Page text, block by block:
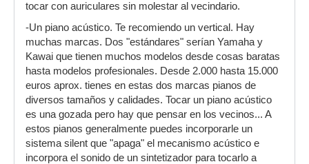
tocar con auriculares sin molestar al vecindario.
-Un piano acústico. Te recomiendo un vertical. Hay
muchas marcas. Dos "estándares" serían Yamaha y
Kawai que tienen muchos modelos desde cosas baratas
hasta modelos profesionales. Desde 2.000 hasta 15.000
euros aprox. tienes en estas dos marcas pianos de
diversos tamaños y calidades. Tocar un piano acústico
es una gozada pero hay que pensar en los vecinos... A
estos pianos generalmente puedes incorporarle un
sistema silent que "apaga" el mecanismo acústico e
incorpora el sonido de un sintetizador para tocarlo a